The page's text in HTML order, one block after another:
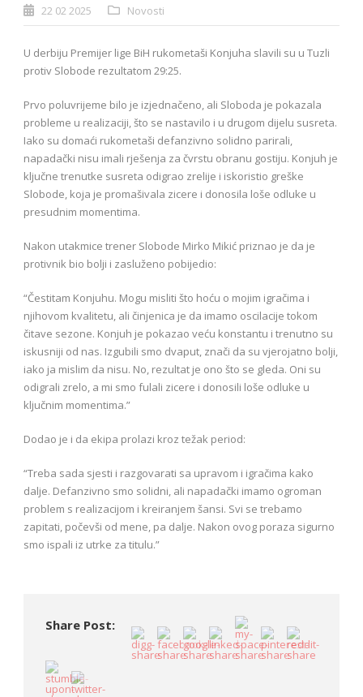
22 02 2025 Novosti
U derbiju Premijer lige BiH rukometaši Konjuha slavili su u Tuzli
protiv Slobode rezultatom 29:25.
Prvo poluvrijeme bilo je izjednačeno, ali Sloboda je pokazala
probleme u realizaciji, što se nastavilo i u drugom dijelu susreta.
Iako su domaći rukometaši defanzivno solidno parirali,
napadački nisu imali rješenja za čvrstu obranu gostiju. Konjuh je
ključne trenutke susreta odigrao zrelije i iskoristio greške
Slobode, koja je promašivala zicere i donosila loše odluke u
presudnim momentima.
Nakon utakmice trener Slobode Mirko Mikić priznao je da je
protivnik bio bolji i zasluženo pobijedio:
“Čestitam Konjuhu. Mogu misliti što hoću o mojim igračima i
njihovom kvalitetu, ali činjenica je da imamo oscilacije tokom
čitave sezone. Konjuh je pokazao veću konstantu i trenutno su
iskusniji od nas. Izgubili smo dvaput, znači da su vjerojatno bolji,
iako ja mislim da nisu. No, rezultat je ono što se gleda. Oni su
odigrali zrelo, a mi smo fulali zicere i donosili loše odluke u
ključnim momentima.”
Dodao je i da ekipa prolazi kroz težak period:
“Treba sada sjesti i razgovarati sa upravom i igračima kako
dalje. Defanzivno smo solidni, ali napadački imamo ogroman
problem s realizacijom i kreiranjem šansi. Svi se trebamo
zapitati, počevši od mene, pa dalje. Nakon ovog poraza sigurno
smo ispali iz utrke za titulu.”
Share Post: